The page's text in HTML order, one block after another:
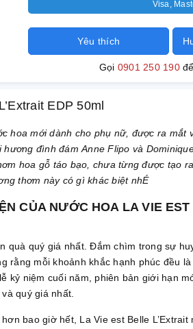
Visa,
Yêu thích
Gọi 0901 250 190
EDP 50ml
hoa mới dành cho phụ nữ, được ra mắt
đình đám Anne Flipo và
hoa gỗ táo bạo, chưa từng được tạo ra
thơm này có gì khác biệt nhÉ
CỦA NƯỚC HOA LA VIE EST
quà quý giá nhất. Đắm chìm trong sự
rằng mỗi khoảnh khắc hạnh phúc đều là
kỷ niệm cuối năm, phiên bản giới hạn
quý giá nhất.
bao giờ hết, La Vie est Belle L’Extrait